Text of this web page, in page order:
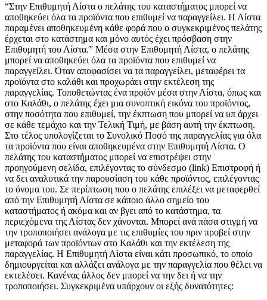
“Στην Επιθυμητή Λίστα ο πελάτης του καταστήματος μπορεί να
αποθηκεύει όλα τα προϊόντα που επιθυμεί να παραγγείλει. Η Λίστα
παραμένει αποθηκευμένη κάθε φορά που ο συγκεκριμένος πελάτης
έρχεται στο κατάστημα και μόνο αυτός έχει πρόσβαση στην
Επιθυμητή του Λίστα.” Μέσα στην Επιθυμητή Λίστα, ο πελάτης
μπορεί να αποθηκεύει όλα τα προϊόντα που επιθυμεί να
παραγγείλει. Όταν αποφασίσει να τα παραγγείλει, μεταφέρει τα
προϊόντα στο καλάθι και προχωράει στην εκτέλεση της
παραγγελίας. Τοποθετώντας ένα προϊόν μέσα στην Λίστα, όπως και
στο Καλάθι, ο πελάτης έχει μια συνοπτική εικόνα του προϊόντος,
στην ποσότητα που επιθυμεί, την έκπτωση που μπορεί να υπ άρχει
σε κάθε τεμάχιο και την Τελική Τιμή, με βάση αυτή την έκπτωση.
Στο τέλος υπολογίζεται το Συνολικό Ποσό της παραγγελίας για όλα
τα προϊόντα που είναι αποθηκευμένα στην Επιθυμητή Λίστα. Ο
πελάτης του καταστήματος μπορεί να επιστρέψει στην
προηγούμενη σελίδα, επιλέγοντας το σύνδεσμο (link) Επιστροφή ή
να δει αναλυτικά την παρουσίαση του κάθε προϊόντος, επιλέγοντας
το όνομα του. Σε περίπτωση που ο πελάτης επιλέξει να μεταφερθεί
από την Επιθυμητή Λίστα σε κάποιο άλλο σημείο του
καταστήματος ή ακόμα και αν βγει από το κατάστημα, τα
περιεχόμενα της Λίστας δεν χάνονται. Μπορεί ανά πάσα στιγμή να
την τροποποιήσει ανάλογα με τις επιθυμίες του πριν προβεί στην
μεταφορά των προϊόντων στο Καλάθι και την εκτέλεση της
παραγγελίας. Η Επιθυμητή Λίστα είναι κάτι προσωπικό, το οποίο
δημιουργείται και αλλάζει ανάλογα με την παραγγελία που θέλει να
εκτελέσει. Κανένας άλλος δεν μπορεί να την δει ή να την
τροποποιήσει. Συγκεκριμένα υπάρχουν οι εξής δυνατότητες: